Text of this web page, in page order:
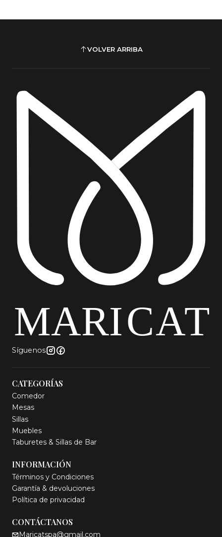
VOLVER ARRIBA
Síguenos
CATEGORÍAS
Comedor
Mesas
Sillas
Muebles
Taburetes & Sillas de Bar
INFORMACIÓN
Términos y Condiciones
Garantía & devoluciones
Política de privacidad
CONTÁCTANOS
Maricatspa@gmail.com